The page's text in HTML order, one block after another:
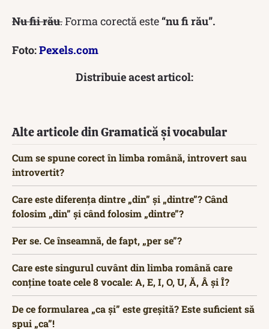
Nu fii rău.Forma corectă este“nu fi rău”.
Foto:Pexels.com
Distribuie acest articol:
Alte articole din Gramatică și vocabular
Cum se spune corect în limba română, introvert sau
introvertit?
Care este diferența dintre „din” și „dintre”? Când
folosim „din” și când folosim „dintre”?
Per se. Ce înseamnă, de fapt, „per se”?
Care este singurul cuvânt din limba română care
conține toate cele 8 vocale: A, E, I, O, U, Ă, Â și Î?
De ce formularea „ca și” este greșită? Este suficient să
spui „ca”!